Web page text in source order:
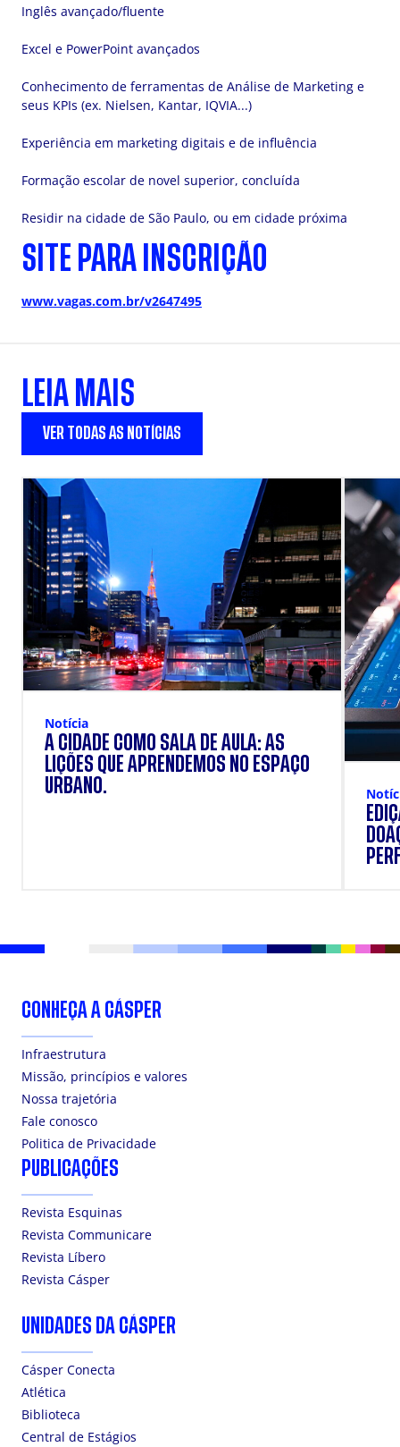
Inglês avançado/fluente
Excel e PowerPoint avançados
Conhecimento de ferramentas de Análise de Marketing e
seus KPIs (ex. Nielsen, Kantar, IQVIA...)
Experiência em marketing digitais e de influência
Formação escolar de novel superior, concluída
Residir na cidade de São Paulo, ou em cidade próxima
SITE PARA INSCRIÇÃO
www.vagas.com.br/v2647495
LEIA MAIS
VER TODAS AS NOTÍCIAS
Notícia
A CIDADE COMO SALA DE AULA: AS
LIÇÕES QUE APRENDEMOS NO ESPAÇO
URBANO.
CONHEÇA A CÁSPER
Infraestrutura
Missão, princípios e valores
Nossa trajetória
Fale conosco
Politica de Privacidade
PUBLICAÇÕES
Revista Esquinas
Revista Communicare
Revista Líbero
Revista Cásper
UNIDADES DA CÁSPER
Cásper Conecta
Atlética
Biblioteca
Central de Estágios